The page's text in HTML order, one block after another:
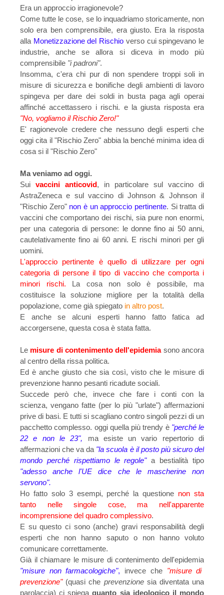
Era un approccio irragionevole?
Come tutte le cose, se lo inquadriamo storicamente, non
solo era ben comprensibile, era giusto. Era la risposta
alla Monetizzazione del Rischio verso cui spingevano le
industrie, anche se allora si diceva in modo più
comprensibile "i padroni".
Insomma, c'era chi pur di non spendere troppi soli in
misure di sicurezza e bonifiche degli ambienti di lavoro
spingeva per dare dei soldi in busta paga agli operai
affinché accettassero i rischi. e la giusta risposta era
"No, vogliamo il Rischio Zero!"
E' ragionevole credere che nessuno degli esperti che
oggi cita il "Rischio Zero" abbia la benché minima idea di
cosa si il "Rischio Zero"
Ma veniamo ad oggi.
Sui vaccini anticovid, in particolare sul vaccino di
AstraZeneca e sul vaccino di Johnson & Johnson il
"Rischio Zero" non è un approccio pertinente. Si tratta di
vaccini che comportano dei rischi, sia pure non enormi,
per una categoria di persone: le donne fino ai 50 anni,
cautelativamente fino ai 60 anni. E rischi minori per gli
uomini.
L'approccio pertinente è quello di utilizzare per ogni
categoria di persone il tipo di vaccino che comporta i
minori rischi. La cosa non solo è possibile, ma
costituisce la soluzione migliore per la totalità della
popolazione, come già spiegato in altro post.
E anche se alcuni esperti hanno fatto fatica ad
accorgersene, questa cosa è stata fatta.
Le misure di contenimento dell'epidemiasono ancora
al centro della rissa politica.
Ed è anche giusto che sia così, visto che le misure di
prevenzione hanno pesanti ricadute sociali.
Succede però che, invece che fare i conti con la
scienza, vengano fatte (per lo più "urlate") affermazioni
prive di basi. E tutti si scagliano contro singoli pezzi di un
pacchetto complesso. oggi quella più trendy è "perché le
22 e non le 23", ma esiste un vario repertorio di
affermazioni che va da "la scuola è il posto più sicuro del
mondo perché rispettiamo le regole"a bestialità tipo
"adesso anche l'UE dice che le mascherine non
servono".
Ho fatto solo 3 esempi, perché la questione non sta
tanto nelle singole cose, ma nell'apparente
incomprensione del quadro complessivo.
E su questo ci sono (anche) gravi responsabilità degli
esperti che non hanno saputo o non hanno voluto
comunicare correttamente.
Già il chiamare le misure di contenimento dell'epidemia
"misure non farmacologiche", invece che "misure di
prevenzione"(quasi che prevenzione sia diventata una
parolaccia) ci spiegaquanto sia ideologico il mondo